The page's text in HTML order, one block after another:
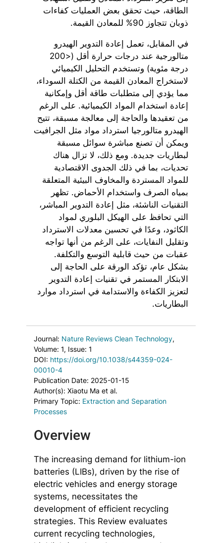
الطاقة، حيث تحقق بعض العمليات كفاءات
ذوبان تتجاوز 90% للمعادن القيمة.
في المقابل، تعمل إعادة التدوير الهيدرو
متالورجية عند درجات حرارة أقل (<200
درجة مئوية) وتستخدم التحليل الكيميائي
لاستخراج المعادن القيمة من الكتلة السوداء،
مما يؤدي إلى متطلبات طاقة أقل وإمكانية
إعادة استخدام المواد الكيميائية. على الرغم
من تعقيدها والحاجة إلى معالجة مسبقة، تتيح
الهيدرو متالورجيا استرداد مواد مثل الجرافيت
ويمكن أن تصنع مباشرة سوائل مسبقة
لبطاريات جديدة. ومع ذلك، لا تزال هناك
تحديات، بما في ذلك الجدوى الاقتصادية
للمواد المستردة والمخاوف البيئية المتعلقة
بمياه الصرف واستخدام الأحماض. تظهر
التقنيات الناشئة، مثل إعادة التدوير المباشر،
التي تحافظ على الهيكل البلوري لمواد
الكاثود، وعدًا في تحسين معدلات الاسترداد
وتقليل النفايات، على الرغم من أنها تواجه
عقبات من حيث قابلية التوسع والتكلفة.
بشكل عام، تؤكد الورقة على الحاجة إلى
الابتكار المستمر في تقنيات إعادة التدوير
لتعزيز الكفاءة والاستدامة في استرداد موارد
البطاريات.
Journal: Nature Reviews Clean Technology,
Volume: 1, Issue: 1
DOI: https://doi.org/10.1038/s44359-024-
00010-4
Publication Date: 2025-01-15
Author(s): Xiaotu Ma et al.
Primary Topic: Extraction and Separation
Processes
Overview
The increasing demand for lithium-ion
batteries (LIBs), driven by the rise of
electric vehicles and energy storage
systems, necessitates the
development of efficient recycling
strategies. This Review evaluates
current recycling technologies,